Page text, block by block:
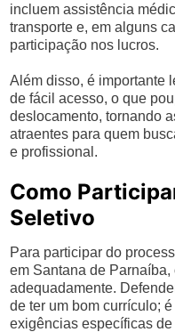
incluem assistência
transporte e, em alguns
participação nos lucros.
Além disso, é importante
de fácil acesso, o que
deslocamento, tornando
atraentes para quem
e profissional.
Como
Seletivo
Para participar do
em Santana de
adequadamente.
de ter um bom currículo;
exigências específicas